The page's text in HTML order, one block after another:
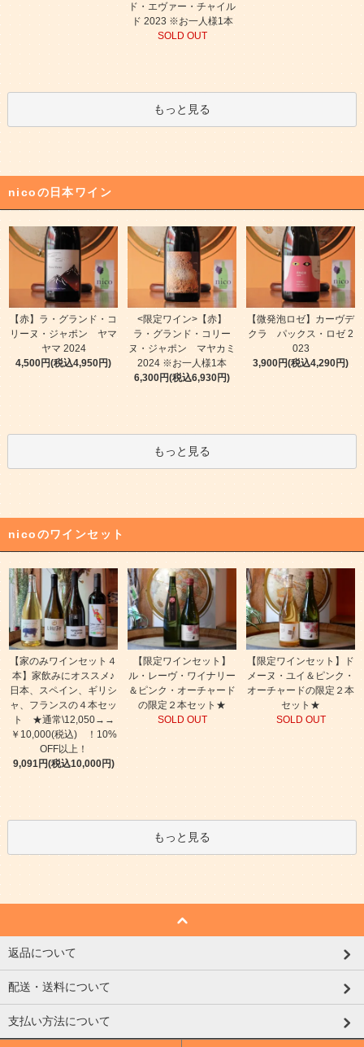
ド・エヴァー・チャイル
ド 2023 ※お一人様1本
SOLD OUT
もっと見る
nicoの日本ワイン
【赤】ラ・グランド・コ
リーヌ・ジャポン ヤマ
ヤマ 2024
4,500円(税込4,950円)
<限定ワイン>【赤】
ラ・グランド・コリー
ヌ・ジャポン マヤカミ
2024 ※お一人様1本
6,300円(税込6,930円)
【微発泡ロゼ】カーヴデ
クラ パックス・ロゼ 2
023
3,900円(税込4,290円)
もっと見る
nicoのワインセット
【家のみワインセット４
本】家飲みにオススメ♪
日本、スペイン、ギリシ
ャ、フランスの４本セッ
ト ★通常\12,050→→
￥10,000(税込) ！10%
OFF以上！
9,091円(税込10,000円)
【限定ワインセット】
ル・レーヴ・ワイナリー
＆ピンク・オーチャード
の限定２本セット★
SOLD OUT
【限定ワインセット】ド
メーヌ・ユイ＆ピンク・
オーチャードの限定２本
セット★
SOLD OUT
もっと見る
返品について
配送・送料について
支払い方法について